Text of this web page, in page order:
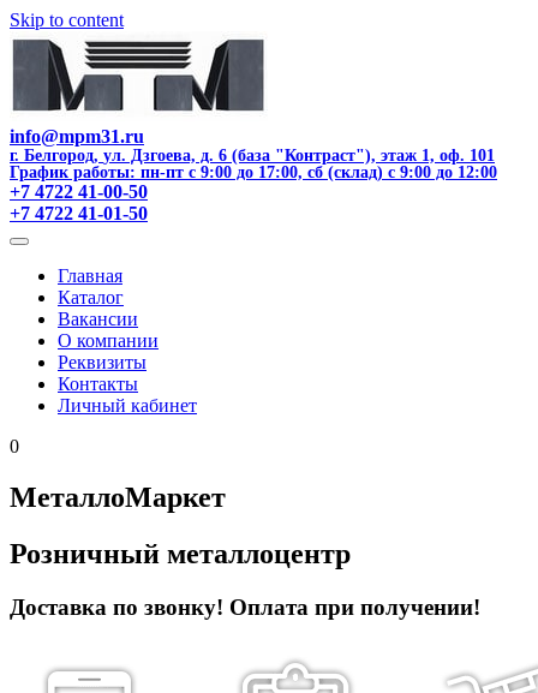
Skip to content
info@mpm31.ru
г. Белгород, ул. Дзгоева, д. 6 (база "Контраст"), этаж 1, оф. 101
График работы: пн-пт с 9:00 до 17:00, сб (склад) с 9:00 до 12:00
+7 4722 41-00-50
+7 4722 41-01-50
Главная
Каталог
Вакансии
О компании
Реквизиты
Контакты
Личный кабинет
0
МеталлоМаркет
Розничный металлоцентр
Доставка по звонку! Оплата при получении!